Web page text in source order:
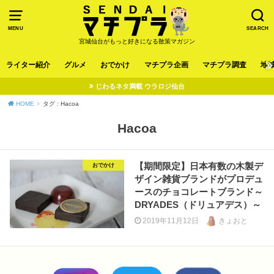
MENU SEARCH
宮城仙台がもっと好きになる散策マガジン
ライター紹介 グルメ おでかけ マチプラ企画 マチプラ調査 地
じわるネタ満載 ウラロジ仙台
HOME タグ : Hacoa
Hacoa
おでかけ
【期間限定】日本有数の木製デ
ザイン雑貨ブランドがプロデュ
ースのチョコレートブランド～
DRYADES（ドリュアデス）～
2019年11月12日 きょおと